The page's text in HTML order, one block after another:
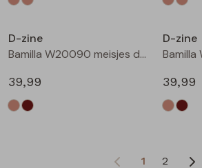
D-zine
Bamilla W20090 meisjes denim jack Kit
39,99
D-zine
39,99
1 2